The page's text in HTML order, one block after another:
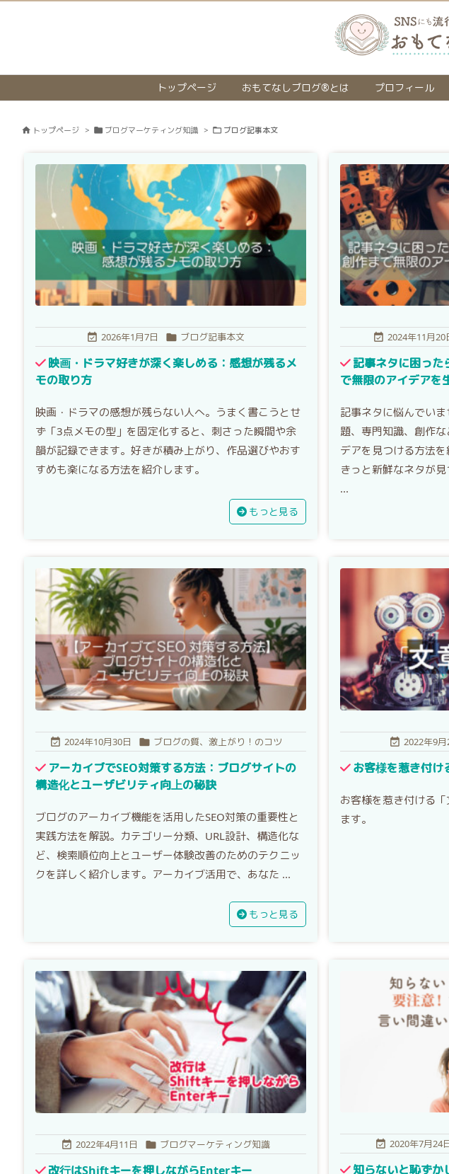
トップページ おもてなしブログ®とは プロフィール
 トップページ >  ブログマーケティング知識 >  ブログ記事本文
 2026年1月7日  ブログ記事本文
映画・ドラマ好きが深く楽しめる：感想が残るメ
モの取り方
映画・ドラマの感想が残らない人へ。うまく書こうとせ
ず「3点メモの型」を固定化すると、刺さった瞬間や余
韻が記録できます。好きが積み上がり、作品選びやおす
すめも楽になる方法を紹介します。
もっと見る
 2024年11月20
記事ネタに困った
で無限のアイデアを
記事ネタに悩んでい
題、専門知識、創作
デアを見つける方法を
きっと新鮮なネタが
...
 2024年10月30日  ブログの質、激上がり！のコツ
アーカイブでSEO対策する方法：ブログサイトの
構造化とユーザビリティ向上の秘訣
ブログのアーカイブ機能を活用したSEO対策の重要性と
実践方法を解説。カテゴリー分類、URL設計、構造化な
ど、検索順位向上とユーザー体験改善のためのテクニッ
クを詳しく紹介します。アーカイブ活用で、あなた ...
もっと見る
 2022年9月
お客様を惹き付け
お客様を惹き付ける
ます。
 2022年4月11日  ブログマーケティング知識
改行はShiftキーを押しながらEnterキー
 2020年7月24
知らないと恥ずか